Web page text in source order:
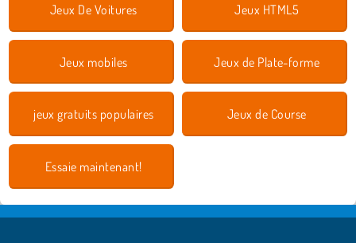
Jeux De Voitures Jeux HTML5
Jeux mobiles Jeux de Plate-forme
jeux gratuits populaires Jeux de Course
Essaie maintenant!